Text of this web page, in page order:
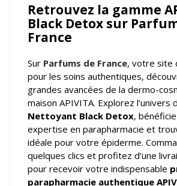
Retrouvez la gamme
Black Detox sur
France
Sur Parfums de France, votre site
pour les soins authentiques,
grandes avancées de la dermo-
maison APIVITA. Explorez l’univers
Nettoyant Black Detox,
expertise en parapharmacie et
idéale pour votre épiderme.
quelques clics et profitez d’une
pour recevoir votre indispensable
parapharmacie authentique